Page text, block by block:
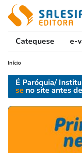
Catequese e-
Início
É Paróquia/
se no site antes